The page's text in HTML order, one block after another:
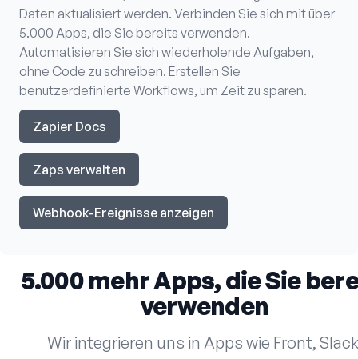
Daten aktualisiert werden. Verbinden Sie sich mit über
5.000 Apps, die Sie bereits verwenden.
Automatisieren Sie sich wiederholende Aufgaben,
ohne Code zu schreiben. Erstellen Sie
benutzerdefinierte Workflows, um Zeit zu sparen.
Zapier Docs
Zaps verwalten
Webhook-Ereignisse anzeigen
5.000 mehr Apps, die Sie
verwenden
Wir integrieren uns in Apps wie Front,